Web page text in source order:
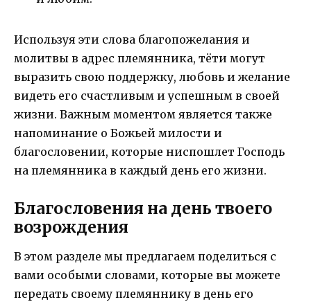
Используя эти слова благопожелания и
молитвы в адрес племянника, тёти могут
выразить свою поддержку, любовь и желание
видеть его счастливым и успешным в своей
жизни. Важным моментом является также
напоминание о Божьей милости и
благословении, которые ниспошлет Господь
на племянника в каждый день его жизни.
Благословения на день твоего
возрождения
В этом разделе мы предлагаем поделиться с
вами особыми словами, которые вы можете
передать своему племяннику в день его